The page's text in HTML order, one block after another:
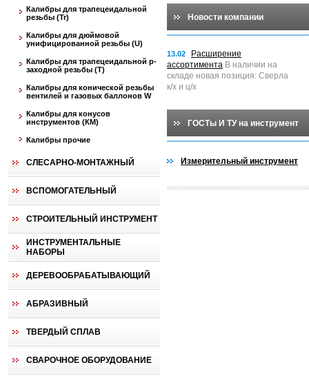
Калибры для трапецеидальной
резьбы (Tr)
Калибры для дюймовой
унифицированной резьбы (U)
Калибры для трапецеидальной p-
заходной резьбы (T)
Калибры для конической резьбы
вентилей и газовых баллонов W
Калибры для конусов
инструментов (КМ)
Калибры прочие
СЛЕСАРНО-МОНТАЖНЫЙ
ВСПОМОГАТЕЛЬНЫЙ
СТРОИТЕЛЬНЫЙ ИНСТРУМЕНТ
ИНСТРУМЕНТАЛЬНЫЕ
НАБОРЫ
ДЕРЕВООБРАБАТЫВАЮЩИЙ
АБРАЗИВНЫЙ
ТВЕРДЫЙ СПЛАВ
СВАРОЧНОЕ ОБОРУДОВАНИЕ
Новости компании
13.02
Расширение
ассортимента В наличии на
складе новая позиция: Сверла
к/х и ц/х
ГОСТы И ТУ на инструмент
Измерительный инструмент